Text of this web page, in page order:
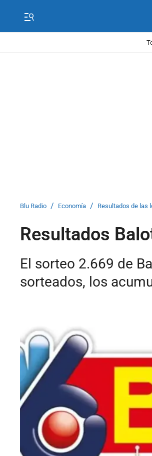
Blu Radio / Economía / Resultados de las
Resultados
El sorteo 2.669 de
sorteados, los